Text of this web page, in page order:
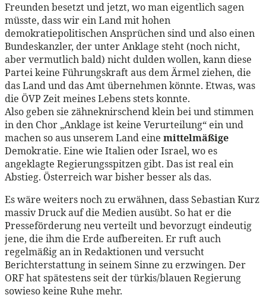
Freunden besetzt und jetzt, wo man eigentlich sagen
müsste, dass wir ein Land mit hohen
demokratiepolitischen Ansprüchen sind und also einen
Bundeskanzler, der unter Anklage steht (noch nicht,
aber vermutlich bald) nicht dulden wollen, kann diese
Partei keine Führungskraft aus dem Ärmel ziehen, die
das Land und das Amt übernehmen könnte. Etwas, was
die ÖVP Zeit meines Lebens stets konnte.
Also geben sie zähneknirschend klein bei und stimmen
in den Chor „Anklage ist keine Verurteilung“ ein und
machen so aus unserem Land eine mittelmäßige
Demokratie. Eine wie Italien oder Israel, wo es
angeklagte Regierungsspitzen gibt. Das ist real ein
Abstieg. Österreich war bisher besser als das.
Es wäre weiters noch zu erwähnen, dass Sebastian Kurz
massiv Druck auf die Medien ausübt. So hat er die
Presseförderung neu verteilt und bevorzugt eindeutig
jene, die ihm die Erde aufbereiten. Er ruft auch
regelmäßig an in Redaktionen und versucht
Berichterstattung in seinem Sinne zu erzwingen. Der
ORF hat spätestens seit der türkis/blauen Regierung
sowieso keine Ruhe mehr.